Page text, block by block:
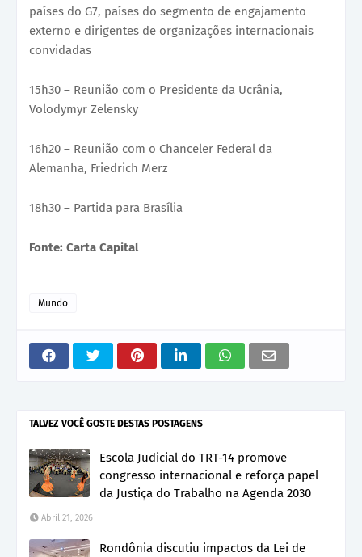
países do G7, países do segmento de engajamento
externo e dirigentes de organizações internacionais
convidadas
15h30 – Reunião com o Presidente da Ucrânia,
Volodymyr Zelensky
16h20 – Reunião com o Chanceler Federal da
Alemanha, Friedrich Merz
18h30 – Partida para Brasília
Fonte: Carta Capital
Mundo
TALVEZ VOCÊ GOSTE DESTAS POSTAGENS
Escola Judicial do TRT-14 promove
congresso internacional e reforça papel
da Justiça do Trabalho na Agenda 2030
Abril 21, 2026
Rondônia discutiu impactos da Lei de